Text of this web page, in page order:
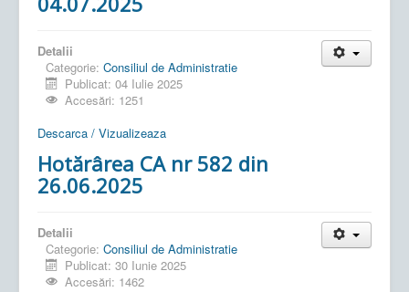
Detalii
Categorie: Consiliul de Administratie
Publicat: 04 Iulie 2025
Accesări: 1251
Descarca / Vizualizeaza
Hotărârea CA nr 582 din
26.06.2025
Detalii
Categorie: Consiliul de Administratie
Publicat: 30 Iunie 2025
Accesări: 1462